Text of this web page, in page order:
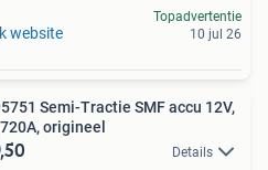
website
Topadvertentie
10 jul 26
Semi-Tractie SMF accu 12V,
origineel
Details